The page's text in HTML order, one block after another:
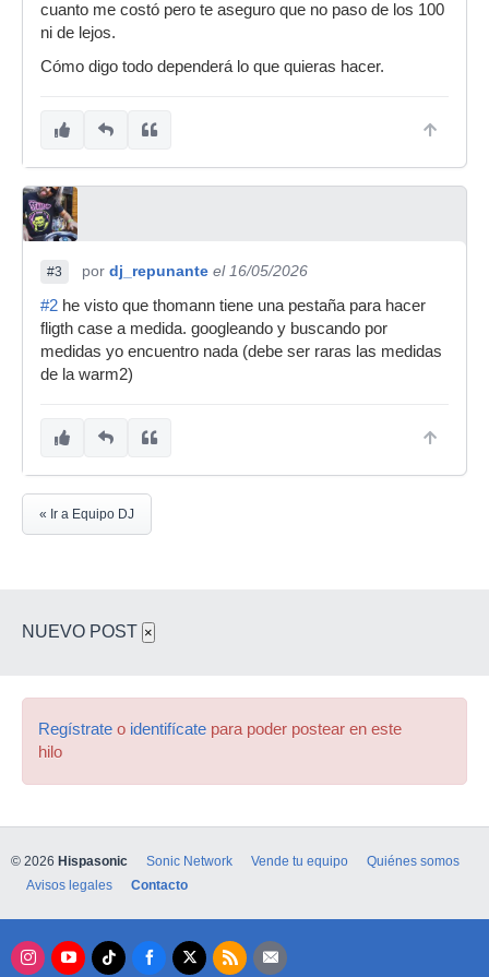
cuanto me costó pero te aseguro que no paso de los 100
ni de lejos.
Cómo digo todo dependerá lo que quieras hacer.
#3 por dj_repunante el 16/05/2026
#2 he visto que thomann tiene una pestaña para hacer
fligth case a medida. googleando y buscando por
medidas yo encuentro nada (debe ser raras las medidas
de la warm2)
« Ir a Equipo DJ
NUEVO POST ×
Regístrate o identifícate para poder postear en este
hilo
© 2026 Hispasonic Sonic Network Vende tu equipo
Quiénes somos
Avisos legales
Contacto